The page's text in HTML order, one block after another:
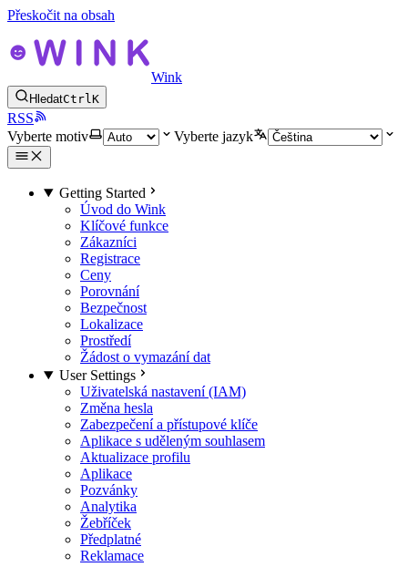
Přeskočit na obsah
Wink
HledatCtrlK
RSS
Vyberte motiv
Vyberte jazyk
Getting Started
Úvod do Wink
Klíčové funkce
Zákazníci
Registrace
Ceny
Porovnání
Bezpečnost
Lokalizace
Prostředí
Žádost o vymazání dat
User Settings
Uživatelská nastavení (IAM)
Změna hesla
Zabezpečení a přístupové klíče
Aplikace s uděleným souhlasem
Aktualizace profilu
Aplikace
Pozvánky
Analytika
Žebříček
Předplatné
Reklamace